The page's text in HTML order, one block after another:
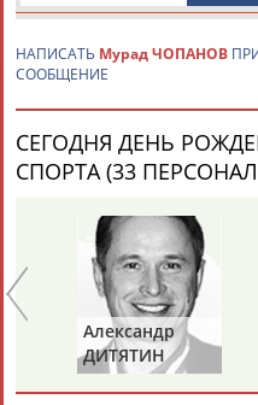
Рамазан
Тагир
Камалудин
АБДУЛДАУДОВ
Абдула
24 персон из 13181
ЕЩЁ
НАПИСАТЬ Мурад ЧОПАНОВ
СООБЩЕНИЕ
СЕГОДНЯ ДЕНЬ
СПОРТА (33
Александр
ДИТЯТИН